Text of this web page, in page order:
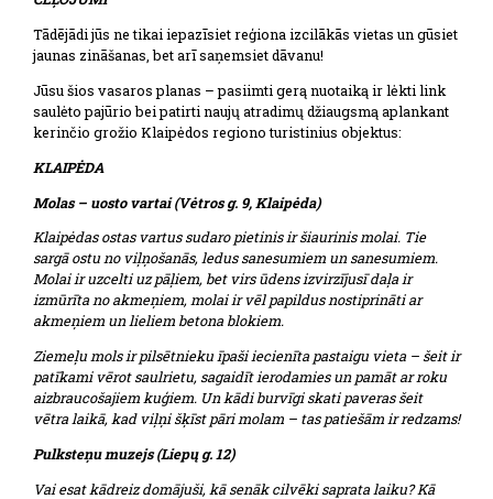
Tādējādi jūs ne tikai iepazīsiet reģiona izcilākās vietas un gūsiet
jaunas zināšanas, bet arī saņemsiet dāvanu!
Jūsu šios vasaros planas – pasiimti gerą nuotaiką ir lėkti link
saulėto pajūrio bei patirti naujų atradimų džiaugsmą aplankant
kerinčio grožio Klaipėdos regiono turistinius objektus:
KLAIPĖDA
Molas – uosto vartai (Vėtros g. 9, Klaipėda)
Klaipėdas ostas vartus sudaro pietinis ir šiaurinis molai. Tie
sargā ostu no viļņošanās, ledus sanesumiem un sanesumiem.
Molai ir uzcelti uz pāļiem, bet virs ūdens izvirzījusī daļa ir
izmūrīta no akmeņiem, molai ir vēl papildus nostiprināti ar
akmeņiem un lieliem betona blokiem.
Ziemeļu mols ir pilsētnieku īpaši iecienīta pastaigu vieta – šeit ir
patīkami vērot saulrietu, sagaidīt ierodamies un pamāt ar roku
aizbraucošajiem kuģiem. Un kādi burvīgi skati paveras šeit
vētra laikā, kad viļņi šķīst pāri molam – tas patiešām ir redzams!
Pulksteņu muzejs (Liepų g. 12)
Vai esat kādreiz domājuši, kā senāk cilvēki saprata laiku? Kā